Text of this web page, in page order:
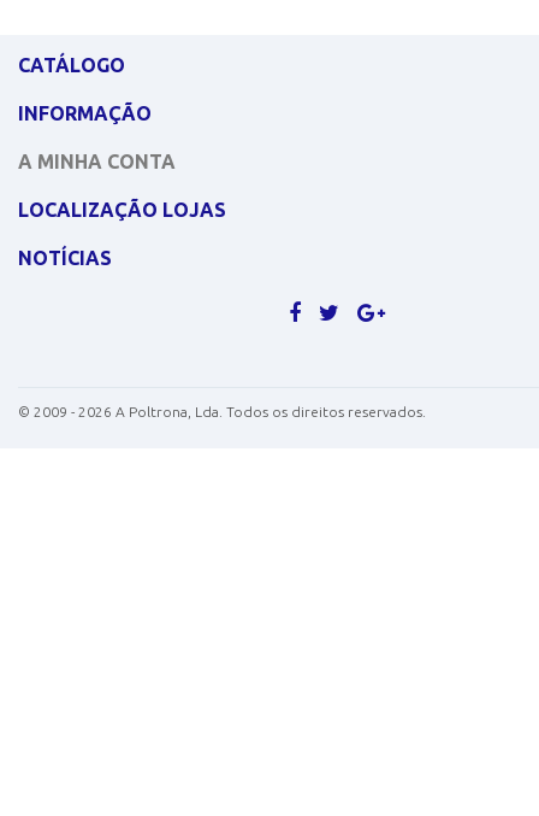
CATÁLOGO
INFORMAÇÃO
© 2009 - 2026 A Poltrona, Lda. Todos os direitos reservados.
A MINHA CONTA
LOCALIZAÇÃO LOJAS
NOTÍCIAS